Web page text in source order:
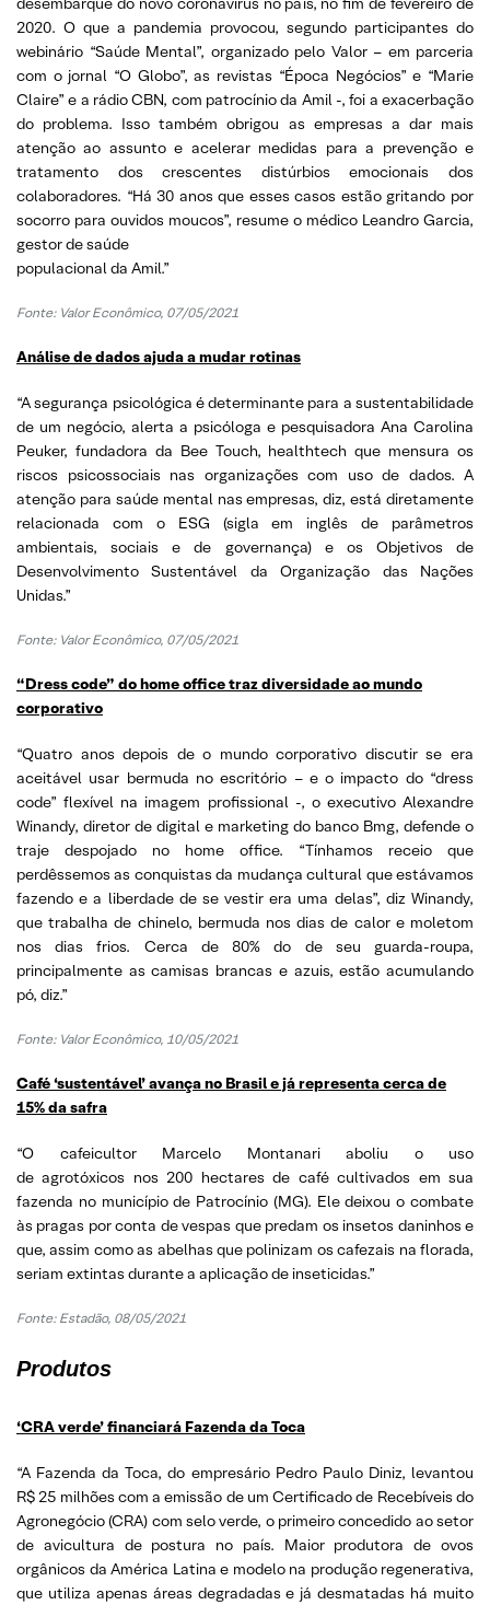
2020. O que a pandemia provocou, segundo participantes do
webinário “Saúde Mental”, organizado pelo Valor – em parceria
com o jornal “O Globo”, as revistas “Época Negócios” e “Marie
Claire” e a rádio CBN, com patrocínio da Amil -, foi a exacerbação
do problema. Isso também obrigou as empresas a dar mais
atenção ao assunto e acelerar medidas para a prevenção e
tratamento dos crescentes distúrbios emocionais dos
colaboradores. “Há 30 anos que esses casos estão gritando por
socorro para ouvidos moucos”, resume o médico Leandro Garcia,
gestor de saúde
populacional da Amil.”
Fonte: Valor Econômico, 07/05/2021
Análise de dados ajuda a mudar rotinas
“A segurança psicológica é determinante para a sustentabilidade
de um negócio, alerta a psicóloga e pesquisadora Ana Carolina
Peuker, fundadora da Bee Touch, healthtech que mensura os
riscos psicossociais nas organizações com uso de dados. A
atenção para saúde mental nas empresas, diz, está diretamente
relacionada com o ESG (sigla em inglês de parâmetros
ambientais, sociais e de governança) e os Objetivos de
Desenvolvimento Sustentável da Organização das Nações
Unidas.”
Fonte: Valor Econômico, 07/05/2021
“Dress code” do home office traz diversidade ao mundo
corporativo
“Quatro anos depois de o mundo corporativo discutir se era
aceitável usar bermuda no escritório – e o impacto do “dress
code” flexível na imagem profissional -, o executivo Alexandre
Winandy, diretor de digital e marketing do banco Bmg, defende o
traje despojado no home office. “Tínhamos receio que
perdêssemos as conquistas da mudança cultural que estávamos
fazendo e a liberdade de se vestir era uma delas”, diz Winandy,
que trabalha de chinelo, bermuda nos dias de calor e moletom
nos dias frios. Cerca de 80% do de seu guarda-roupa,
principalmente as camisas brancas e azuis, estão acumulando
pó, diz.”
Fonte: Valor Econômico, 10/05/2021
Café ‘sustentável’ avança no Brasil e já representa cerca de
15% da safra
“O cafeicultor Marcelo Montanari aboliu o uso
de agrotóxicos nos 200 hectares de café cultivados em sua
fazenda no município de Patrocínio (MG). Ele deixou o combate
às pragas por conta de vespas que predam os insetos daninhos e
que, assim como as abelhas que polinizam os cafezais na florada,
seriam extintas durante a aplicação de inseticidas.”
Fonte: Estadão, 08/05/2021
Produtos
‘CRA verde’ financiará Fazenda da Toca
“A Fazenda da Toca, do empresário Pedro Paulo Diniz, levantou
R$ 25 milhões com a emissão de um Certificado de Recebíveis do
Agronegócio (CRA) com selo verde, o primeiro concedido ao setor
de avicultura de postura no país. Maior produtora de ovos
orgânicos da América Latina e modelo na produção regenerativa,
que utiliza apenas áreas degradadas e já desmatadas há muito